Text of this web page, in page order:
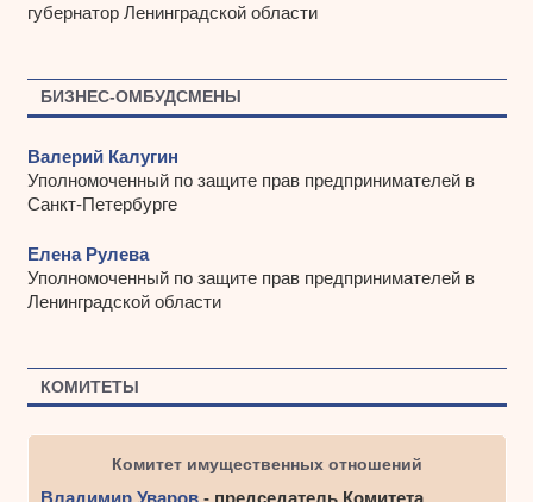
губернатор Ленинградской области
БИЗНЕС-ОМБУДСМЕНЫ
Валерий Калугин
Уполномоченный по защите прав предпринимателей в
Санкт-Петербурге
Елена Рулева
Уполномоченный по защите прав предпринимателей в
Ленинградской области
КОМИТЕТЫ
Комитет имущественных отношений
Владимир Уваров- председатель Комитета